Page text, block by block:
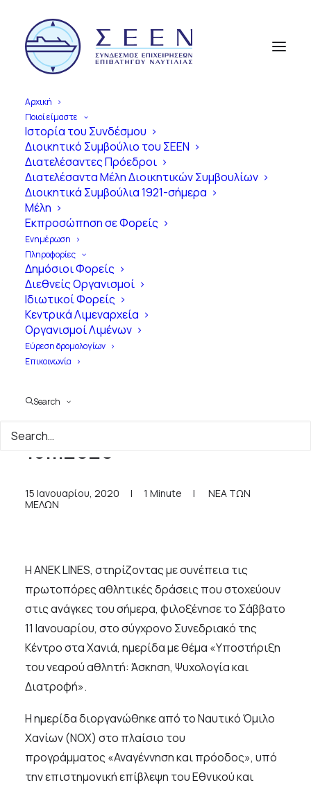
Αρχική
Ποιοί είμαστε
Ιστορία του Συνδέσμου
Διοικητικό Συμβούλιο του ΣΕΕΝ
Διατελέσαντες Πρόεδροι
Διατελέσαντα Μέλη Διοικητικών Συμβουλίων
Διοικητικά Συμβούλια 1921-σήμερα
Μέλη
Εκπροσώπηση σε Φορείς
Ενημέρωση
Πληροφορίες
Δημόσιοι Φορείς
Διεθνείς Οργανισμοί
Ιδιωτικοί Φορείς
Κεντρικά Λιμεναρχεία
Οργανισμοί Λιμένων
Εύρεση δρομολογίων
Επικοινωνία
Search
ΑπότηνΊδρυ
ΣύγχρονηΕποχή
100Χρόνια
Επιβα
στηνΕλλά δ
ANEK LINES - Δελτίο Τύπου
15.1.2020
15 Ιανουαρίου, 2020 | 1 Minute |
ΝΕΑ ΤΩΝ
ΜΕΛΩΝ
H ΑΝΕΚ LINES, στηρίζοντας με συνέπεια τις
πρωτοπόρες αθλητικές δράσεις που στοχεύουν
στις ανάγκες του σήμερα, φιλοξένησε το Σάββατο
11 Ιανουαρίου, στο σύγχρονο Συνεδριακό της
Κέντρο στα Χανιά, ημερίδα με θέμα «Υποστήριξη
του νεαρού αθλητή: Άσκηση, Ψυχολογία και
Διατροφή».
Η ημερίδα διοργανώθηκε από το Ναυτικό Όμιλο
Χανίων (ΝΟΧ) στο πλαίσιο του
προγράμματος «Αναγέννηση και πρόοδος», υπό
την επιστημονική επίβλεψη του Εθνικού και